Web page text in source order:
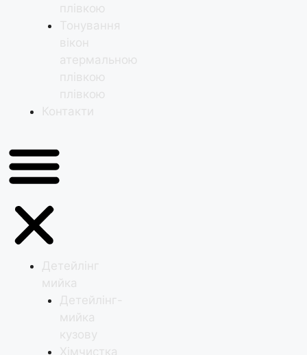
плівкою
Тонування
вікон
атермальною
плівкою
плівкою
Контакти
Детейлінг
мийка
Детейлінг-
мийка
кузову
Хімчистка